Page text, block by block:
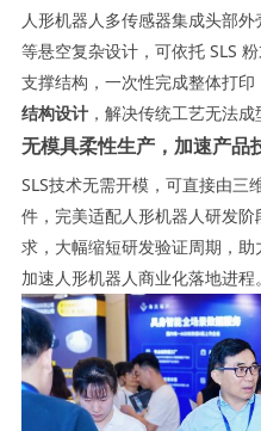
人形机器人多传感器集成头部
等悬空复杂设计，可依托 SLS
支撑结构，一次性完成整体打印
结构设计，解决传统工艺无法成
无模具柔性生产，加速产品
SLS技术无需开模，可直接由三
件，完美适配人形机器人研发
求，大幅缩短研发验证周期，助
加速人形机器人商业化落地进程。